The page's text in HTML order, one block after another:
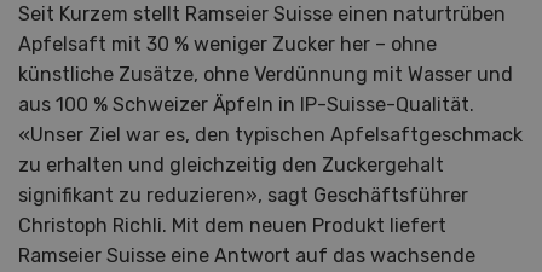
Seit Kurzem stellt Ramseier Suisse einen naturtrüben
Apfelsaft mit 30 % weniger Zucker her – ohne
künstliche Zusätze, ohne Verdünnung mit Wasser und
aus 100 % Schweizer Äpfeln in IP-Suisse-Qualität.
«Unser Ziel war es, den typischen Apfelsaftgeschmack
zu erhalten und gleichzeitig den Zuckergehalt
signifikant zu reduzieren», sagt Geschäftsführer
Christoph Richli. Mit dem neuen Produkt liefert
Ramseier Suisse eine Antwort auf das wachsende